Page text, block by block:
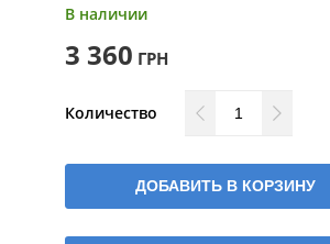
В наличии
3 360 ГРН
Количество
ДОБАВИТЬ В КОРЗИНУ